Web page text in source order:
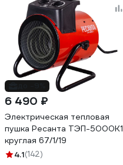
6 490 ₽
Электрическая тепловая
пушка Ресанта ТЭП-5000К1
круглая 67/1/19
4.1(142)